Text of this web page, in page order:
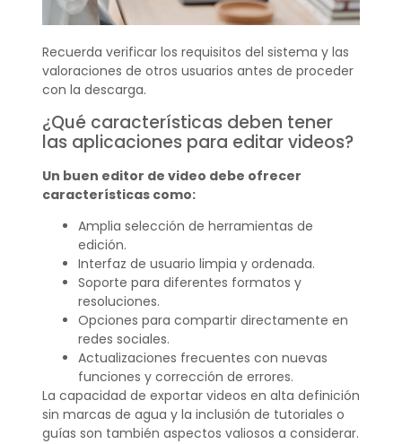
Recuerda verificar los requisitos del sistema y las
valoraciones de otros usuarios antes de proceder
con la descarga.
¿Qué características deben tener
las aplicaciones para editar videos?
Un buen editor de video debe ofrecer
características como:
Amplia selección de herramientas de
edición.
Interfaz de usuario limpia y ordenada.
Soporte para diferentes formatos y
resoluciones.
Opciones para compartir directamente en
redes sociales.
Actualizaciones frecuentes con nuevas
funciones y corrección de errores.
La capacidad de exportar videos en alta definición
sin marcas de agua y la inclusión de tutoriales o
guías son también aspectos valiosos a considerar.